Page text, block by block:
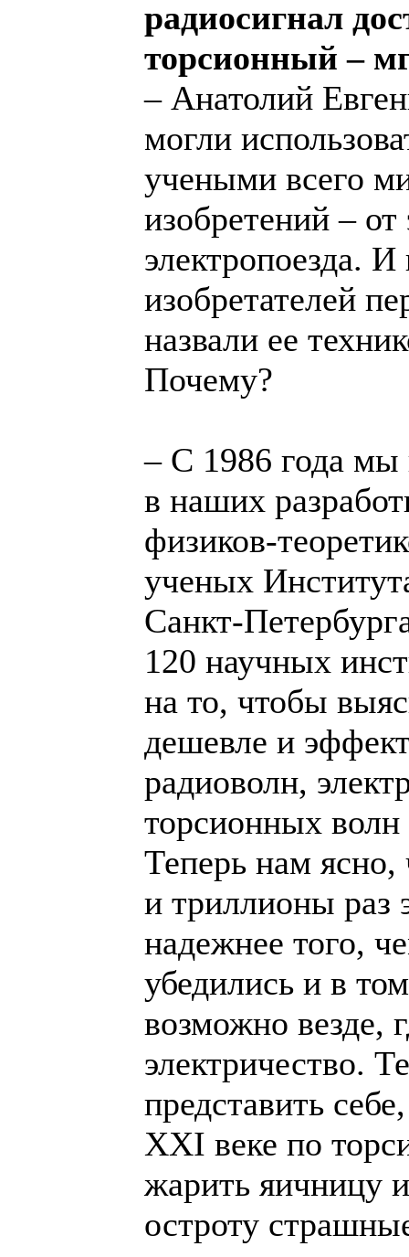
радиосигнал
торсионный –
– Анатолий
могли
учеными всего
изобретений –
электропоезда.
изобретателей
назвали ее
Почему?
– С 1986 года мы
в наших
физиков-
ученых
Санкт-
120 научных
на то, чтобы
дешевле и
радиоволн,
торсионных
Теперь нам
и триллионы раз
надежнее того,
убедились и в
возможно везде,
электричество.
представить
XXI веке по
жарить яичницу
остроту